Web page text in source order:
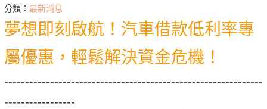
分類： 最新消息
夢想即刻啟航！汽車借款低利率專
屬優惠，輕鬆解決資金危機！
--------------------------------------------------------------
-----------------